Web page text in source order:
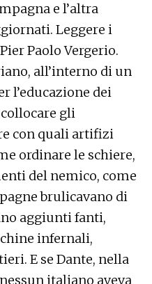
e l’altra
Leggere i
Paolo Vergerio.
all’interno di un
l’educazione dei
gli
con quali artifizi
ordinare le schiere,
del nemico, come
brulicavano di
aggiunti fanti,
infernali,
E se Dante, nella
italiano aveva